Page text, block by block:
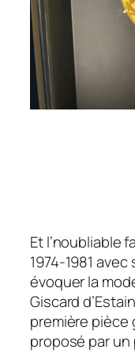
Et l’noubliable
1974-1981
évoquer la
Giscard
première pièce
proposé par un